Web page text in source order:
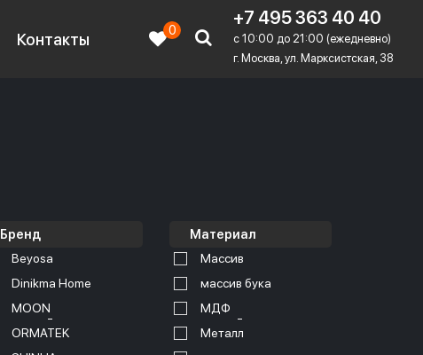
Контакты
0
+7 495 363 40 40
c 10:00 до 21:00 (ежедневно)
г. Москва, ул. Марксистская, 38
Бренд
Beyosa
Dinikma Home
MOON
ORMATEK
Материал
Массив
массив бука
МДФ
Металл